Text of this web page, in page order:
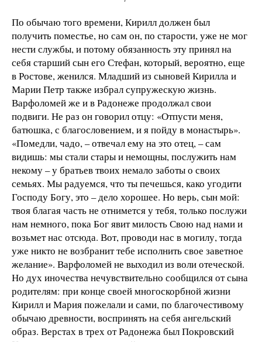
По обычаю того времени, Кирилл должен был
получить поместье, но сам он, по старости, уже не мог
нести службы, и потому обязанность эту принял на
себя старший сын его Стефан, который, вероятно, еще
в Ростове, женился. Младший из сыновей Кирилла и
Марии Петр также избрал супружескую жизнь.
Варфоломей же и в Радонеже продолжал свои
подвиги. Не раз он говорил отцу: «Отпусти меня,
батюшка, с благословением, и я пойду в монастырь».
«Помедли, чадо, – отвечал ему на это отец, – сам
видишь: мы стали стары и немощны, послужить нам
некому – у братьев твоих немало заботы о своих
семьях. Мы радуемся, что ты печешься, како угодити
Господу Богу, это – дело хорошее. Но верь, сын мой:
твоя благая часть не отнимется у тебя, только послужи
нам немного, пока Бог явит милость Свою над нами и
возьмет нас отсюда. Вот, проводи нас в могилу, тогда
уже никто не возбранит тебе исполнить свое заветное
желание». Варфоломей не выходил из воли отеческой.
Но дух иночества нечувствительно сообщился от сына
родителям: при конце своей многоскорбной жизни
Кирилл и Мария пожелали и сами, по благочестивому
обычаю древности, воспринять на себя ангельский
образ. Верстах в трех от Радонежа был Покровский